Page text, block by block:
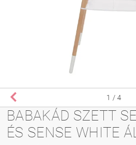
1 / 4
BABAKÁD SZETT
ÉS SENSE WHITE